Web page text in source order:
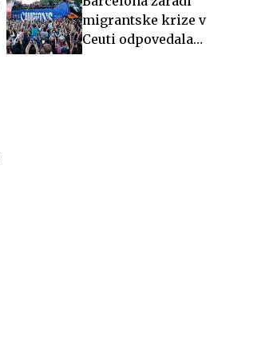
migrantske krize v
Ceuti odpovedala